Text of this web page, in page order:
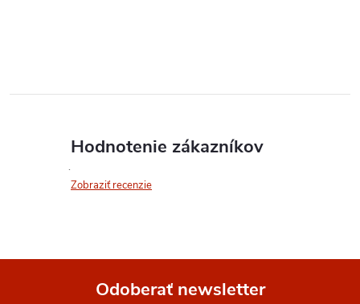
Hodnotenie zákazníkov
Zobraziť recenzie
Odoberať newsletter